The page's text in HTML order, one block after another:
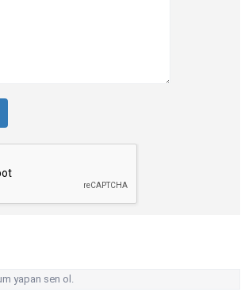
yapan sen ol.